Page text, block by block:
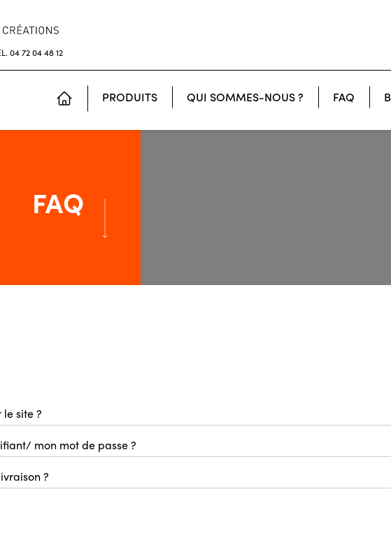
FAQ
04 72 04 48 12
PRODUITS QUI SOMMES-NOUS ? FAQ
site ?
professionnel (de l’événementiel, de la communication etc..), et être en
cliquant sur l’onglet connexion, puis sur la mention ‘’
et transmise, elle sera validée par nos services et vous recevrez alors
mon mot de passe ?
?